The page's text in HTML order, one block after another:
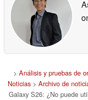
> Análisis y pruebas de
Noticias > Archivo de
Galaxy S26: ¿No puede